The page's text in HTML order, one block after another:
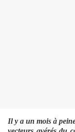
Il y a un mois à